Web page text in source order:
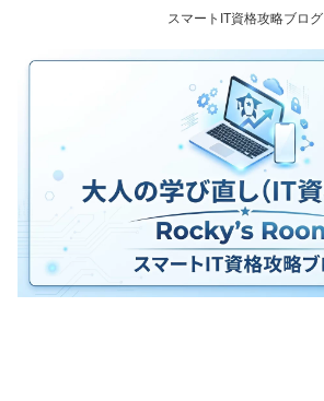
スマートIT資格攻略ブログ